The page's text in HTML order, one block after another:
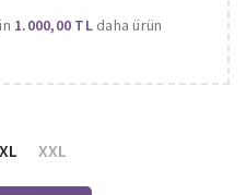
1.000,00 TLdaha ürün
XL XXL